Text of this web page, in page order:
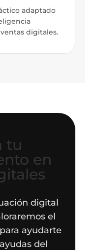
adaptado
digitales.
tu
en
digital
el
ayudarte
del